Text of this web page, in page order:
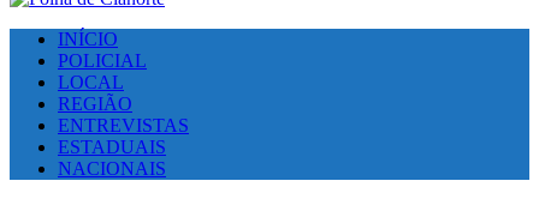
INÍCIO
POLICIAL
LOCAL
REGIÃO
ENTREVISTAS
ESTADUAIS
NACIONAIS